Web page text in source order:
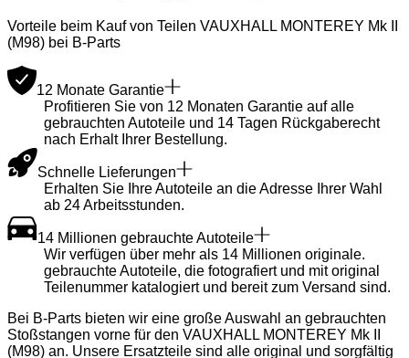
Vorteile beim Kauf von Teilen VAUXHALL MONTEREY Mk II
(M98) bei B-Parts
12 Monate Garantie
Profitieren Sie von 12 Monaten Garantie auf alle
gebrauchten Autoteile und 14 Tagen Rückgaberecht
nach Erhalt Ihrer Bestellung.
Schnelle Lieferungen
Erhalten Sie Ihre Autoteile an die Adresse Ihrer Wahl
ab 24 Arbeitsstunden.
14 Millionen gebrauchte Autoteile
Wir verfügen über mehr als 14 Millionen originale.
gebrauchte Autoteile, die fotografiert und mit original
Teilenummer katalogiert und bereit zum Versand sind.
Bei B-Parts bieten wir eine große Auswahl an gebrauchten
Stoßstangen vorne für den VAUXHALL MONTEREY Mk II
(M98) an. Unsere Ersatzteile sind alle original und sorgfältig